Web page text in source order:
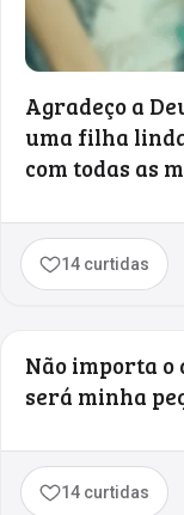
Agradeço a
uma filha
com todas as
14 curtidas
Não importa o
será minha
14 curtidas